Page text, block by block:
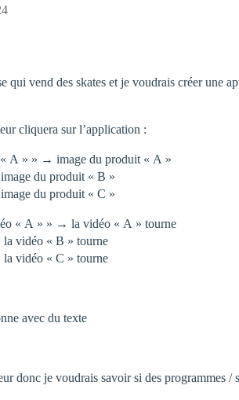
qui vend des skates et je voudrais créer une
cliquera sur l’application :
A » » → image du produit « A »
du produit « B »
du produit « C »
« A » » → la vidéo « A » tourne
vidéo « B » tourne
vidéo « C » tourne
avec du texte
donc je voudrais savoir si des programmes /